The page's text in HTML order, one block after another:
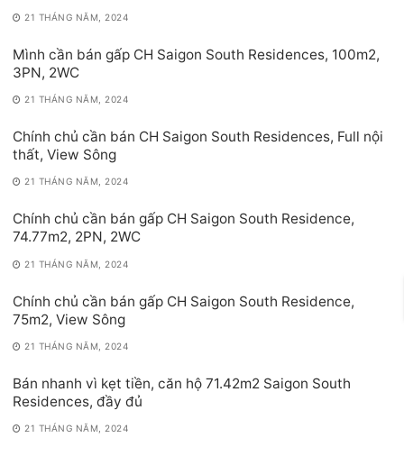
21 THÁNG NĂM, 2024
Mình cần bán gấp CH Saigon South Residences, 100m2,
3PN, 2WC
21 THÁNG NĂM, 2024
Chính chủ cần bán CH Saigon South Residences, Full nội
thất, View Sông
21 THÁNG NĂM, 2024
Chính chủ cần bán gấp CH Saigon South Residence,
74.77m2, 2PN, 2WC
21 THÁNG NĂM, 2024
Chính chủ cần bán gấp CH Saigon South Residence,
75m2, View Sông
21 THÁNG NĂM, 2024
Bán nhanh vì kẹt tiền, căn hộ 71.42m2 Saigon South
Residences, đầy đủ
21 THÁNG NĂM, 2024